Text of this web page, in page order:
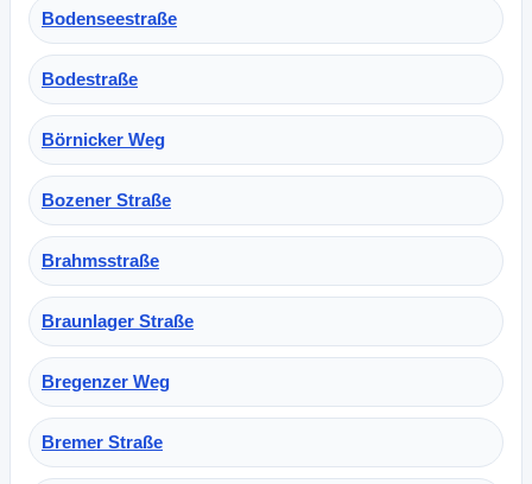
Bodenseestraße
Bodestraße
Börnicker Weg
Bozener Straße
Brahmsstraße
Braunlager Straße
Bregenzer Weg
Bremer Straße